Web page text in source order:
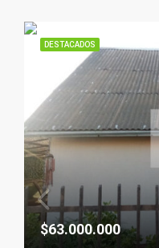
DESTACADOS
$63.000.000